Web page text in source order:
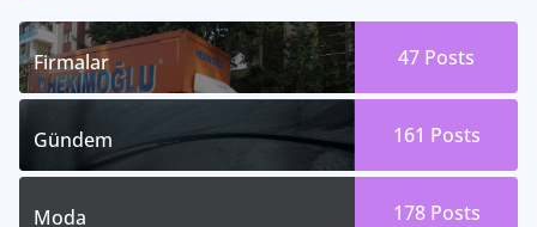
Firmalar 47 Posts
Gündem 161 Posts
Moda 178 Posts